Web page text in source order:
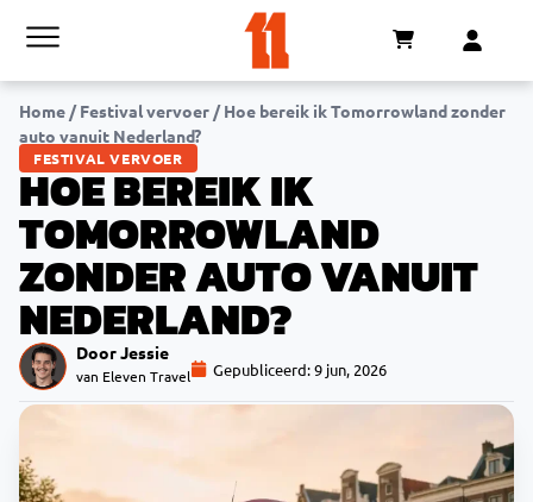
Home /Festival vervoer /Hoe bereik ik Tomorrowland zonder
auto vanuit Nederland?
FESTIVAL VERVOER
HOE BEREIK IK
TOMORROWLAND
ZONDER AUTO VANUIT
NEDERLAND?
Door Jessie
van Eleven Travel Gepubliceerd:9 jun, 2026